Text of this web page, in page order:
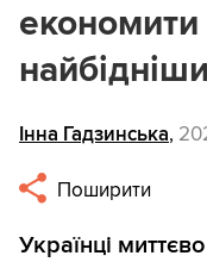
економити
Інна Гадзинська,
Поширити
Українці